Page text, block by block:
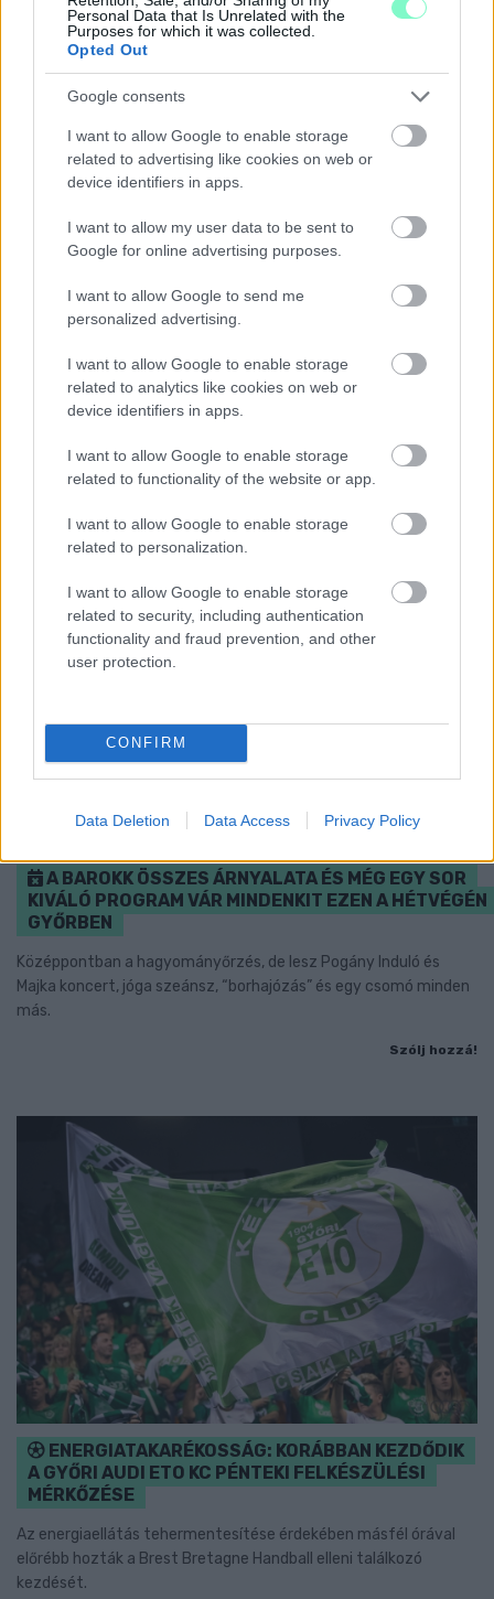
Personal Data that Is Unrelated with the
Purposes for which it was collected.
Opted Out
Google consents
I want to allow Google to enable storage
related to advertising like cookies on web or
device identifiers in apps.
I want to allow my user data to be sent to
Google for online advertising purposes.
I want to allow Google to send me
personalized advertising.
I want to allow Google to enable storage
related to analytics like cookies on web or
device identifiers in apps.
I want to allow Google to enable storage
related to functionality of the website or app.
I want to allow Google to enable storage
related to personalization.
I want to allow Google to enable storage
related to security, including authentication
functionality and fraud prevention, and other
user protection.
CONFIRM
Data Deletion Data Access Privacy Policy
ÖRÖMHÍR: TÍZ ÉVE NEM VOLT ILYEN ALACSONY AZ
Júliusban mindössze 1,2 százalékkal emelkedtek éves
összevetésben a fogyasztói árak, miközben az élelmiszerek ára
A BAROKK ÖSSZES ÁRNYALATA ÉS MÉG EGY SOR
KIVÁLÓ PROGRAM VÁR MINDENKIT EZEN A HÉTVÉGÉN
GYŐRBEN
Középpontban a hagyományőrzés, de lesz Pogány Induló és
Majka koncert, jóga szeánsz, “borhajózás” és egy csomó minden
más.
Szólj hozzá!
ENERGIATAKARÉKOSSÁG: KORÁBBAN KEZDŐDIK
A GYŐRI AUDI ETO KC PÉNTEKI FELKÉSZÜLÉSI
MÉRKŐZÉSE
Az energiaellátás tehermentesítése érdekében másfél órával
előrébb hozták a Brest Bretagne Handball elleni találkozó
kezdését.